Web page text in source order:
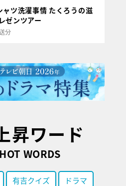
ャツ洗濯事情 たくろうの滋
ゼンツアー
分
昇ワード
HOT WORDS
有吉クイズ ドラマ